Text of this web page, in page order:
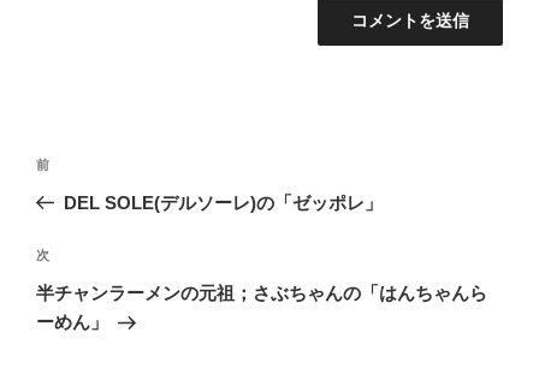
投
ビ
ゲ
ー
前
の
稿
前
DEL SOLE(デルソーレ)の「ゼッポレ」
次
の
次
半チャンラーメンの元祖；さぶちゃんの「はんちゃんら
ーめん」